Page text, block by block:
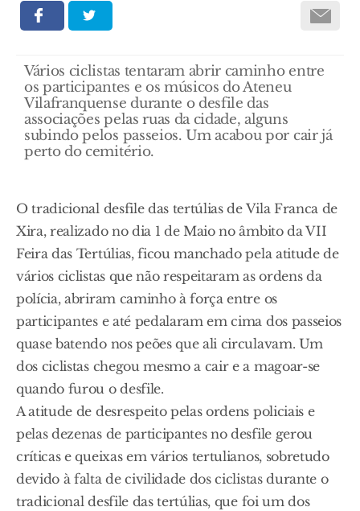
Vários ciclistas tentaram abrir caminho entre
os participantes e os músicos do Ateneu
Vilafranquense durante o desfile das
associações pelas ruas da cidade, alguns
subindo pelos passeios. Um acabou por cair já
perto do cemitério.
O tradicional desfile das tertúlias de Vila Franca de
Xira, realizado no dia 1 de Maio no âmbito da VII
Feira das Tertúlias, ficou manchado pela atitude de
vários ciclistas que não respeitaram as ordens da
polícia, abriram caminho à força entre os
participantes e até pedalaram em cima dos passeios
quase batendo nos peões que ali circulavam. Um
dos ciclistas chegou mesmo a cair e a magoar-se
quando furou o desfile.
A atitude de desrespeito pelas ordens policiais e
pelas dezenas de participantes no desfile gerou
críticas e queixas em vários tertulianos, sobretudo
devido à falta de civilidade dos ciclistas durante o
tradicional desfile das tertúlias, que foi um dos